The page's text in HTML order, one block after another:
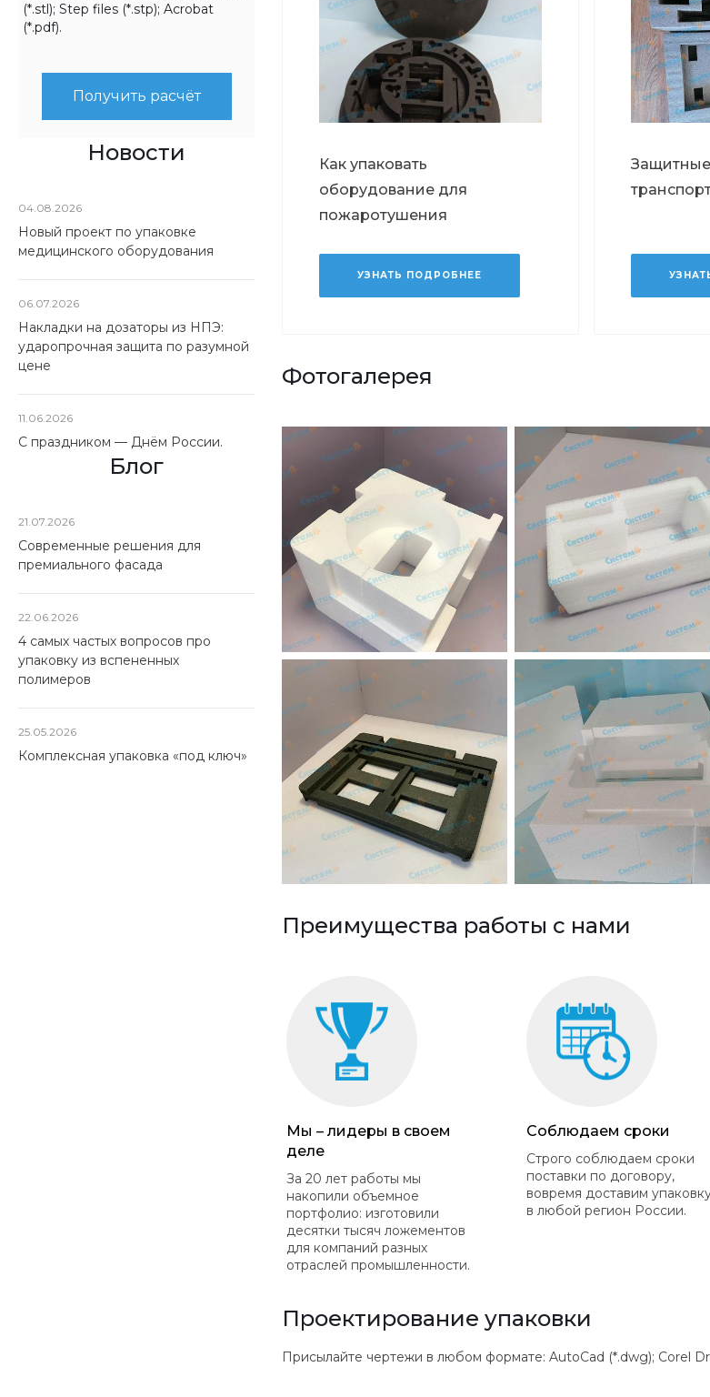
(*.stl); Step files (*.stp); Acrobat
(*.pdf).
Получить расчёт
Новости
04.08.2026
Новый проект по упаковке
медицинского оборудования
06.07.2026
Накладки на дозаторы из НПЭ:
ударопрочная защита по разумной
цене
11.06.2026
С праздником — Днём России.
Блог
21.07.2026
Современные решения для
премиального фасада
22.06.2026
4 самых частых вопросов про
упаковку из вспененных
полимеров
25.05.2026
Комплексная упаковка «под ключ»
Как упаковать
оборудование для
пожаротушения
УЗНАТЬ ПОДРОБНЕЕ
Фотогалерея
Преимущества работы с нами
Мы – лидеры в своем
деле
За 20 лет работы мы
накопили объемное
портфолио: изготовили
десятки тысяч ложементов
для компаний разных
отраслей промышленности.
Соблюдаем сроки
Строго соблюдаем сроки
поставки по договору,
вовремя доставим
в любой регион России.
Проектирование упаковки
Присылайте чертежи в любом формате: AutoCad (*.dwg); Corel